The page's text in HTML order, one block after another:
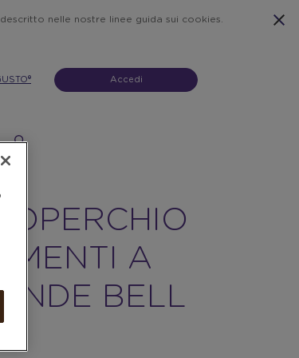
nelle nostre linee guida sui cookies.
Accedi
A
BELL